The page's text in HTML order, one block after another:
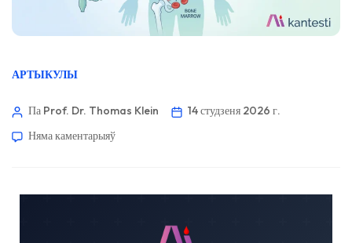
АРТЫКУЛЫ
Па Prof. Dr. Thomas Klein
14 студзеня 2026 г.
Няма каментарыяў